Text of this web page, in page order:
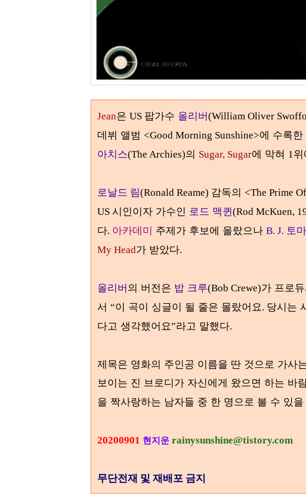
Jean은 US 팝가수 올리버(William Oliver
데뷔 앨범 <Good Morning Sunshine>에 수록한
아치스(The Archies)의 Sugar, Sugar에 막혀 1
로날드 림(Ronald Reame) 감독의 <The Prime
US 시인이자 가수인 로드 맥퀸(Rod McKuen,
다. 아카데미 주제가 후보에 올랐으나 B. J. 토
My Head가 받았다.
올리버의 버전은 밥 크루(Bob Crewe)가 프로
서 “이 곡이 싱글이 될 줄은 몰랐어요. 당시는
다고 생각했어요”라고 말했다.
제목은 영화의 주인공 이름을 딴 것으로 가사
보이는 진 브로디가 자신에게 왔으면 하는 바
을 짝사랑하는 남자들 중 한 명으로 볼 수 있
20200901 현지운 rainysunshine@tistory.com
무단전재 및 재배포 금지